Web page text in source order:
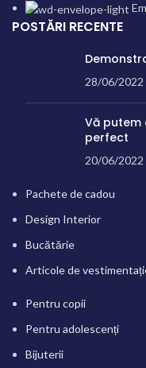
POSTĂRI RECENTE
28/06/2022
Vă
perfect
20/06/2022
Pachete de cadou
Design Interior
Bucătărie
Articole de
Pentru copii
Pentru adolescenți
Bijuterii